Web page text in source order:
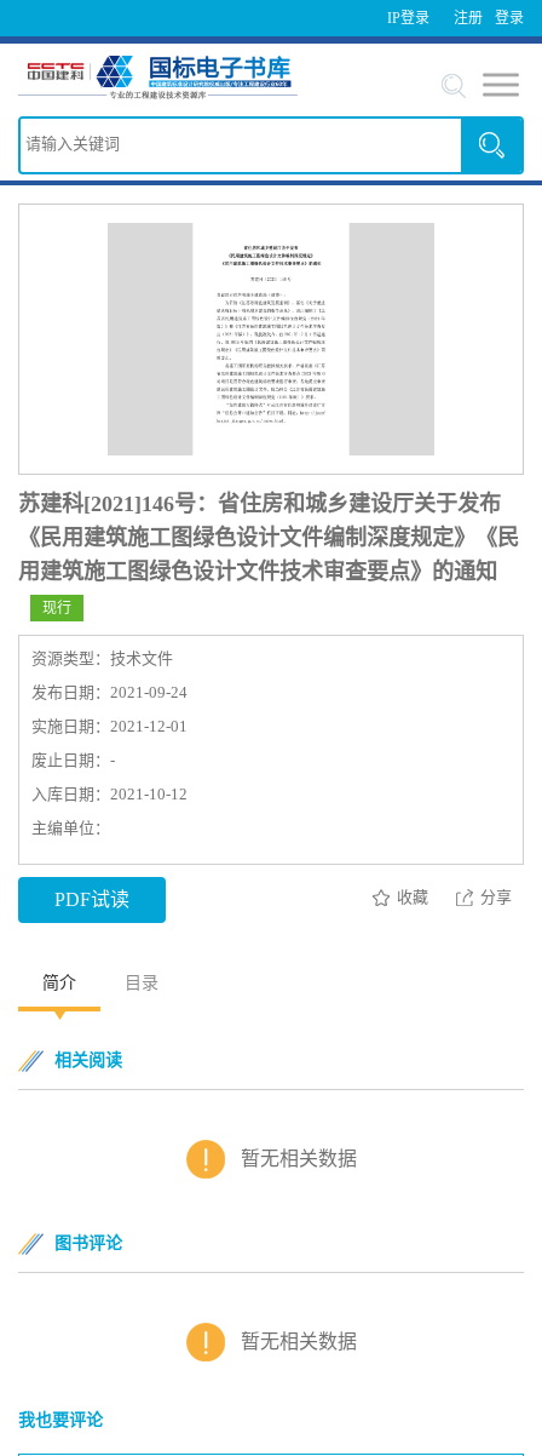
IP登录 登录
注册
苏建科[2021]146号：省住房和城乡建设厅关于发布
《民用建筑施工图绿色设计文件编制深度规定》《民
用建筑施工图绿色设计文件技术审查要点》的通知
现行
资源类型：技术文件
发布日期：2021-09-24
实施日期：2021-12-01
废止日期：-
入库日期：2021-10-12
主编单位：
PDF试读 收藏 分享
简介 目录
相关阅读
暂无相关数据
图书评论
暂无相关数据
我也要评论